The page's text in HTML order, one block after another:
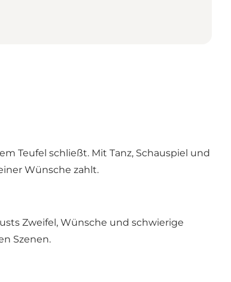
Teufel schließt. Mit Tanz, Schauspiel und
Wünsche zahlt.
Zweifel, Wünsche und schwierige
Szenen.